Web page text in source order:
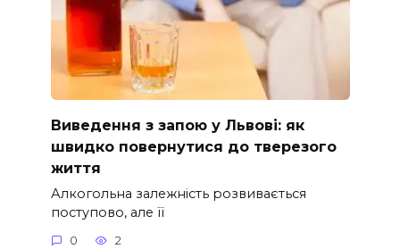
Виведення з запою у Львові: як
швидко повернутися до тверезого
життя
Алкогольна залежність розвивається
поступово, але її
0 2